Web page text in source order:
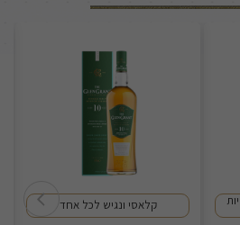
קלאסי ונגיש לכל אחד